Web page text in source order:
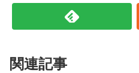
関連記事